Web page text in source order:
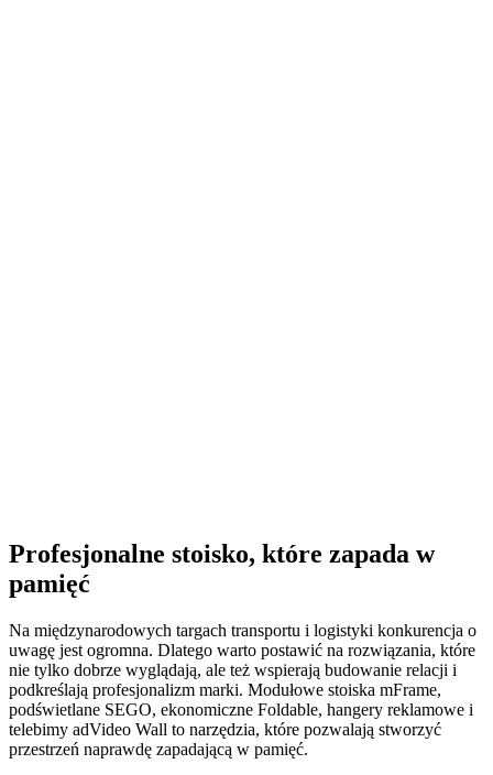
Profesjonalne stoisko, które zapada w
pamięć
Na międzynarodowych targach transportu i logistyki konkurencja o
uwagę jest ogromna. Dlatego warto postawić na rozwiązania, które
nie tylko dobrze wyglądają, ale też wspierają budowanie relacji i
podkreślają profesjonalizm marki. Modułowe stoiska mFrame,
podświetlane SEGO, ekonomiczne Foldable, hangery reklamowe i
telebimy adVideo Wall to narzędzia, które pozwalają stworzyć
przestrzeń naprawdę zapadającą w pamięć.